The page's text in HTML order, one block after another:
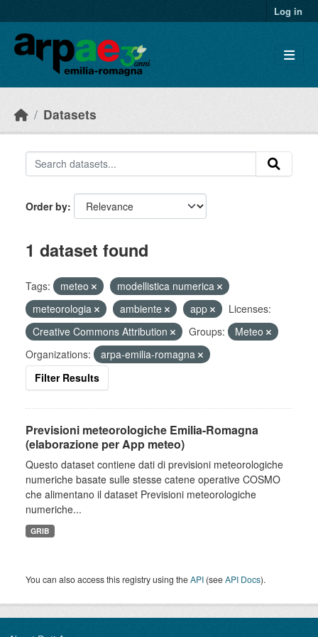
Log in
Datasets
Order by
1 dataset found
Tags: meteo
modellistica numerica
meteorologia
ambiente app
Licenses:
Creative Commons Attribution
Groups:
Meteo
Organizations:
arpa-emilia-romagna
Filter Results
Previsioni meteorologiche Emilia-Romagna
(elaborazione per App meteo)
Questo dataset contiene dati di previsioni meteorologiche
numeriche basate sulle stesse catene operative COSMO
che alimentano il dataset Previsioni meteorologiche
numeriche...
GRIB
You can also access this registry using theAPI (seeAPI Docs).